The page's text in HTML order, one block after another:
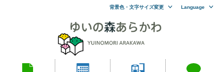
背景色・文字サイズ変更 Language